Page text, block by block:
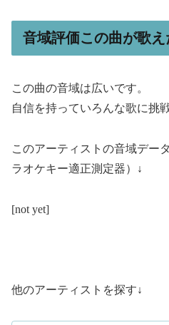
音域評価この曲が歌え
この曲の音域は広いです。
自信を持っていろんな歌に挑
このアーティストの音域デー
ラオケキー適正測定器）↓
[not yet]
他のアーティストを探す↓